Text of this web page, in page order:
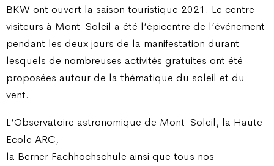
BKW ont ouvert la saison touristique 2021. Le centre
visiteurs à Mont-Soleil a été l’épicentre de l’événement
pendant les deux jours de la manifestation durant
lesquels de nombreuses activités gratuites ont été
proposées autour de la thématique du soleil et du
vent.
L’Observatoire astronomique de Mont-Soleil, la Haute
Ecole ARC,
la Berner Fachhochschule ainsi que tous nos